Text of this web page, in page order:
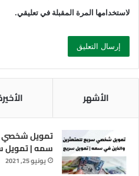
قرض بدون ضامن
مقالات ذات صلة
تمويل بدون
المالي بسرعة
مكاتب إقراض الأموال في المملكة
تمويل نقدي فوري
لاستخدامها المرة المقبلة في تعليقي.
الأشهر
تمويل شخصي
سمه | تمويل
يونيو 25, 2021